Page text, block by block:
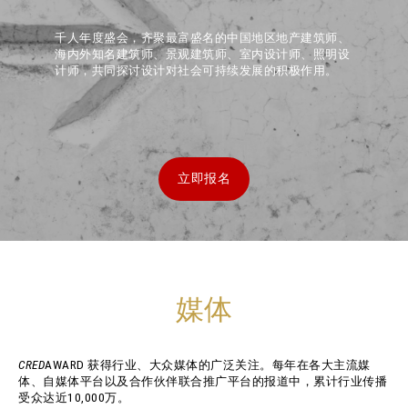
千人年度盛会，齐聚最富盛名的中国地区地产建筑师、
海内外知名建筑师、景观建筑师、室内设计师、照明设
计师，共同探讨设计对社会可持续发展的积极作用。
立即报名
媒体
CREDAWARD 获得行业、大众媒体的广泛关注。每年在各大主流媒
体、自媒体平台以及合作伙伴联合推广平台的报道中，累计行业传播
受众达近10,000万。